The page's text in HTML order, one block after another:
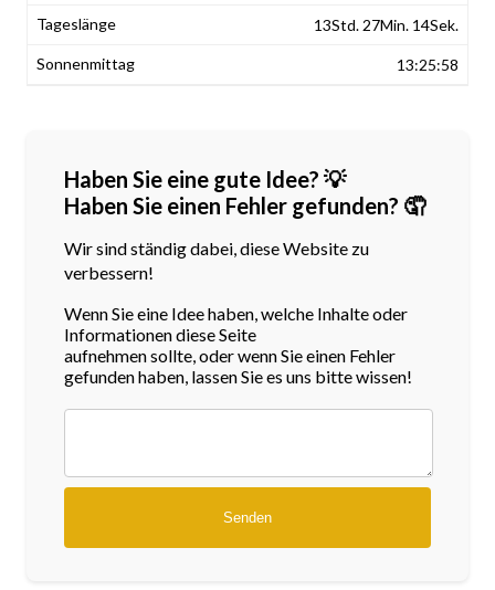
13Std. 27Min. 14Sek.
13:25:58
Haben Sie eine gute Idee? 💡
Haben Sie einen Fehler gefunden? 🤦
Wir sind ständig dabei, diese Website zu
verbessern!
Wenn Sie eine Idee haben, welche Inhalte oder
Informationen diese Seite
aufnehmen sollte, oder wenn Sie einen Fehler
gefunden haben, lassen Sie es uns bitte wissen!